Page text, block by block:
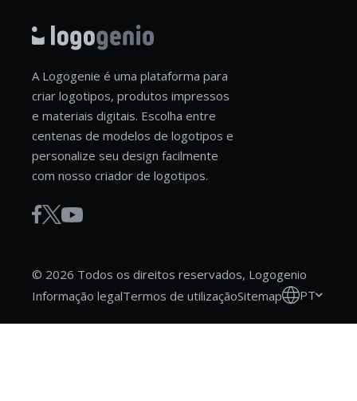
A Logogenie é uma plataforma para
criar logotipos, produtos impressos
e materiais digitais. Escolha entre
centenas de modelos de logotipos e
personalize seu design facilmente
com nosso criador de logotipos.
© 2026 Todos os direitos reservados, Logogenio
Informação legalTermos de utilizaçãoSitemap PT